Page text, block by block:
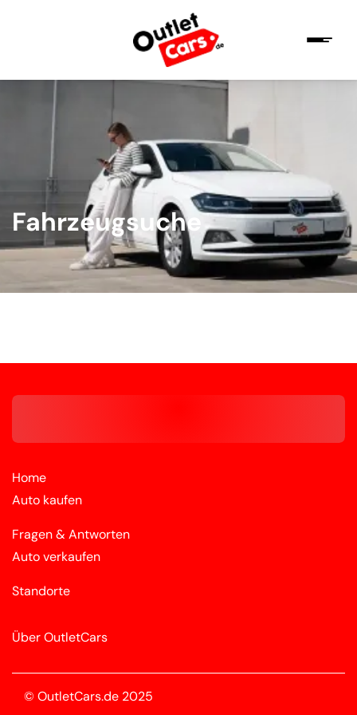
Fahrzeugsuche
Home
Auto kaufen
Fragen & Antworten
Auto verkaufen
Standorte
Über OutletCars
© OutletCars.de 2025